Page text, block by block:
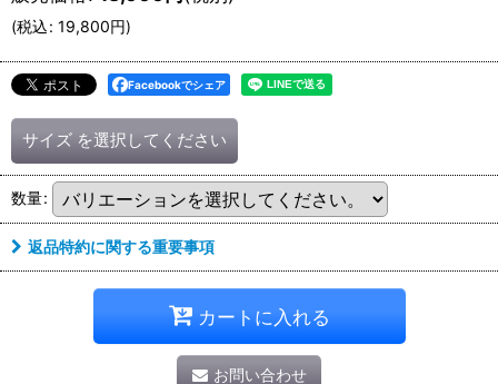
(税込: 19,800円)
Facebookでシェア
サイズ を選択してください
数量:
返品特約に関する重要事項
カートに入れる
お問い合わせ